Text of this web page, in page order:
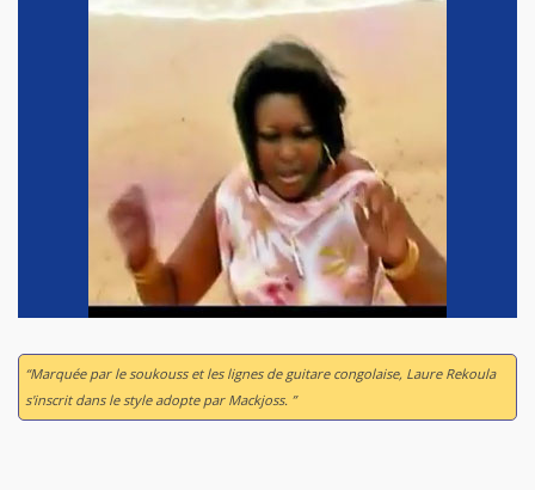
“Marquée par le soukouss et les lignes de guitare congolaise, Laure Rekoula
s'inscrit dans le style adopte par Mackjoss. ”